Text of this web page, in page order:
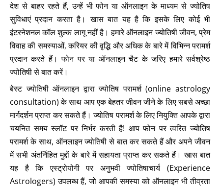
देश से बाहर रहते हैं, उन्हें भी फोन या ऑनलाइन के माध्यम से ज्योतिष
सुविधाएं प्रदान करता है। खास बात यह है कि इसके लिए कोई भी
इंटरनेशनल कॉल शुल्क लागू नहीं है। हमारे ऑनलाइन ज्योतिषी जीवन, प्रेम
विवाह की समस्याओं, करियर की वृद्धि और अधिक के बारे में विभिन्न परामर्श
प्रदान करते हैं। फोन पर या ऑनलाइन चैट के जरिए हमारे सर्वश्रेष्ठ
ज्योतिषी से बात करें।
बेस्ट ज्योतिषी ऑनलाइन द्वारा ज्योतिष परामर्श (online astrology
consultation) के साथ आप एक बेहतर जीवन जीने के लिए सबसे अच्छा
मार्गदर्शन प्राप्त कर सकते हैं। ज्योतिष परामर्श के लिए नियुक्ति आपके द्वारा
चयनित समय स्लॉट पर निर्भर करती है! आप फोन पर त्वरित ज्योतिष
परामर्श के साथ, ऑनलाइन ज्योतिषी से बात कर सकते हैं और अपने जीवन
में सभी अंतर्निहित मुद्दों के बारे में सहायता प्राप्त कर सकते हैं। खास बात
यह है कि एस्ट्रोयोगी पर अनुभवी ज्योतिषाचार्य (Experience
Astrologers) उपलब्ध हैं, जो आपकी समस्या को ऑनलाइन भी तीव्रता